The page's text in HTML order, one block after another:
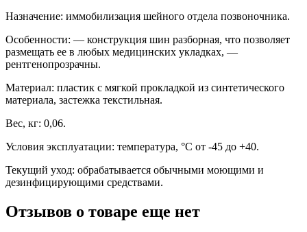
Назначение: иммобилизация шейного отдела позвоночника.
Особенности: — конструкция шин разборная, что позволяет
размещать ее в любых медицинских укладках, —
рентгенопрозрачны.
Материал: пластик с мягкой прокладкой из синтетического
материала, застежка текстильная.
Вес, кг: 0,06.
Условия эксплуатации: температура, °С от -45 до +40.
Текущий уход: обрабатывается обычными моющими и
дезинфицирующими средствами.
Отзывов о товаре еще нет